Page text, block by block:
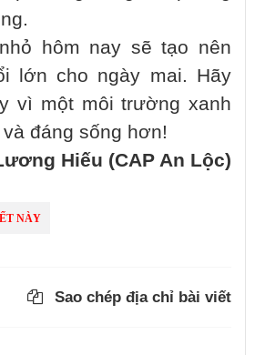
hôm nay sẽ tạo nên
lớn cho ngày mai. Hãy
vì một môi trường xanh
đáng sống hơn!
Hiếu (CAP An Lộc)
NÀY
Sao chép địa chỉ bài viết